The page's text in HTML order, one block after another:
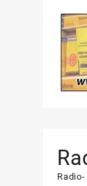
content